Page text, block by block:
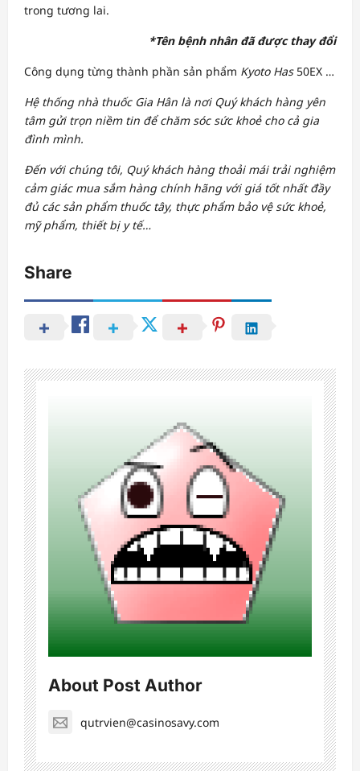
trong tương lai.
*Tên bệnh nhân đã được thay đổi
Công dụng từng thành phần sản phẩm Kyoto Has50EX …
Hệ thống nhà thuốc Gia Hân là nơi Quý khách hàng yên
tâm gửi trọn niềm tin để chăm sóc sức khoẻ cho cả gia
đình mình.
Đến với chúng tôi, Quý khách hàng thoải mái trải nghiệm
cảm giác mua sắm hàng chính hãng với giá tốt nhất đầy
đủ các sản phẩm thuốc tây, thực phẩm bảo vệ sức khoẻ,
mỹ phẩm, thiết bị y tế…
Share
About Post Author
qutrvien@casinosavy.com